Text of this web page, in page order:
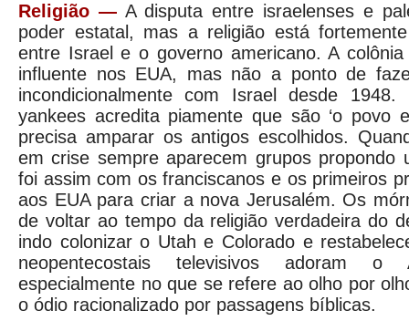
Religião —A disputa entre israelenses e
poder estatal, mas a religião está
entre Israel e o governo americano. A
influente nos EUA, mas não a ponto de
incondicionalmente com Israel desde
yankees acredita piamente que são ‘o povo
precisa amparar os antigos escolhidos.
em crise sempre aparecem grupos propondo
foi assim com os franciscanos e os primeiros
aos EUA para criar a nova Jerusalém. Os
de voltar ao tempo da religião verdadeira do
indo colonizar o Utah e Colorado e
neopentecostais televisivos adoram o
especialmente no que se refere ao olho por
o ódio racionalizado por passagens bíblicas.